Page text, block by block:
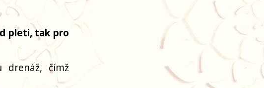
pleti, tak pro
drenáž, čímž